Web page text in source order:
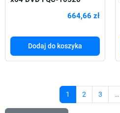
664,66 zł
Dodaj do koszyka
1 2 3 …